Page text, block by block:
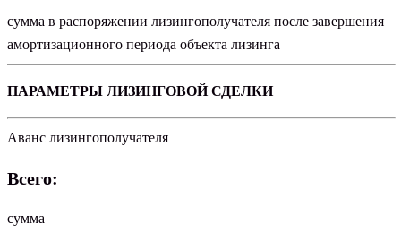
сумма в распоряжении лизингополучателя после завершения
амортизационного периода объекта лизинга
ПАРАМЕТРЫ ЛИЗИНГОВОЙ СДЕЛКИ
Аванс лизингополучателя
Всего:
сумма